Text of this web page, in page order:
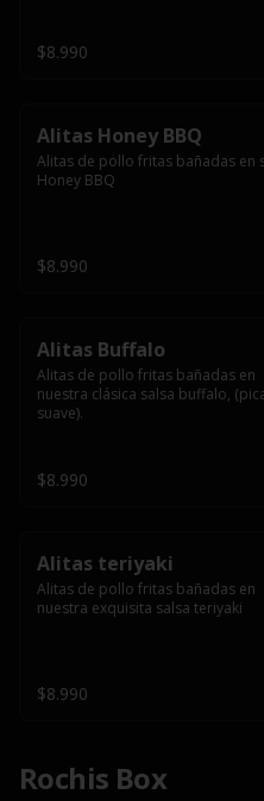
$8.990
Alitas Honey BBQ
Alitas de pollo fritas bañadas en
Honey BBQ
$8.990
Alitas Buffalo
Alitas de pollo fritas bañadas en
nuestra clásica salsa buffalo,
suave).
$8.990
Alitas teriyaki
Alitas de pollo fritas bañadas en
nuestra exquisita salsa teriyaki
$8.990
Rochis Box